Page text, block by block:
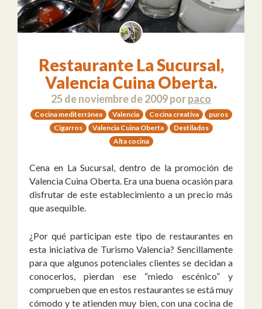
Restaurante La Sucursal,
Valencia Cuina Oberta.
25 de noviembre de 2009porpaco
Cocina mediterránea Valencia Cocina creativa
puros
Cigarros
Valencia Cuina Oberta
Destilados
Alta cocina
Cena en La Sucursal, dentro de la promoción de
Valencia Cuina Oberta. Era una buena ocasión para
disfrutar de este establecimiento a un precio más
que asequible.
¿Por qué participan este tipo de restaurantes en
esta iniciativa de Turismo Valencia? Sencillamente
para que algunos potenciales clientes se decidan a
conocerlos, pierdan ese “miedo escénico” y
comprueben que en estos restaurantes se está muy
cómodo y te atienden muy bien, con una cocina de